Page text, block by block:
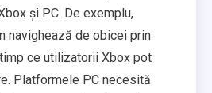
și PC. De exemplu,
navighează de obicei prin
ce utilizatorii Xbox pot
Platformele PC necesită